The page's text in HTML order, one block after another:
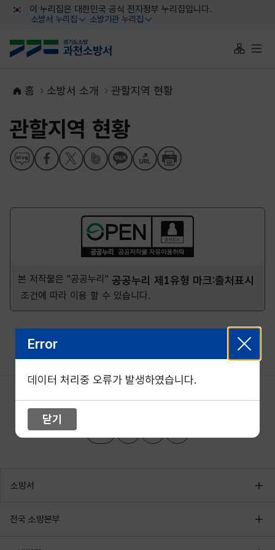
대메뉴 바로가기
본문 바로가기
이 누리집은 대한민국 공식 전자정부 누리집입니다.
소방서 누리집
열기
소방기관 누리집
열기
사이트맵
전체
홈 소방서 소개 관할지역 현황
관할지역 현황
본 저작물은 "공공누리" 공공누리 제1유형 마크:출처표시
조건에 따라 이용 할 수 있습니다.
소방서
전국 소방본부
Error
데이터 처리중 오류가 발생하였습니다.
닫기